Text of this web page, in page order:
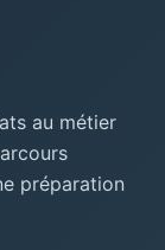
au métier
préparation